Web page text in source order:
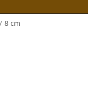
8 cm